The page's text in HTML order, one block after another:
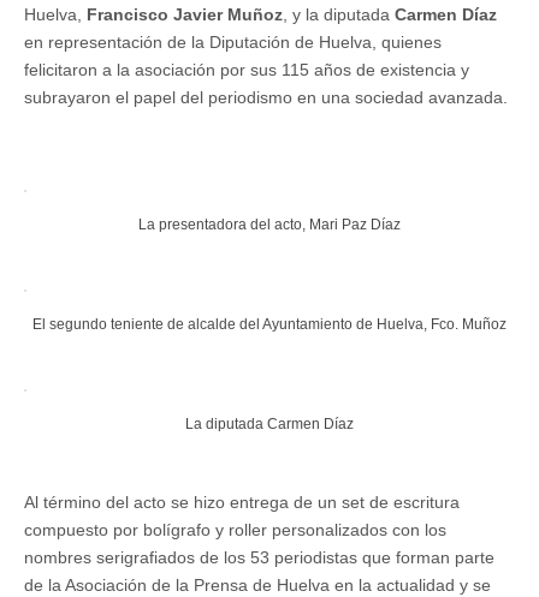
Huelva, Francisco Javier Muñoz, y la diputada Carmen Díaz
en representación de la Diputación de Huelva, quienes
felicitaron a la asociación por sus 115 años de existencia y
subrayaron el papel del periodismo en una sociedad avanzada.
La presentadora del acto, Mari Paz Díaz
El segundo teniente de alcalde del Ayuntamiento de Huelva, Fco. Muñoz
La diputada Carmen Díaz
Al término del acto se hizo entrega de un set de escritura
compuesto por bolígrafo y roller personalizados con los
nombres serigrafiados de los 53 periodistas que forman parte
de la Asociación de la Prensa de Huelva en la actualidad y se